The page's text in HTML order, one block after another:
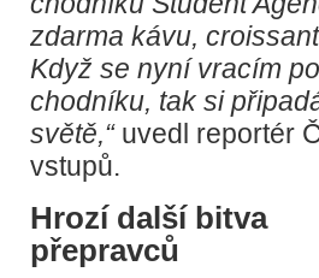
zdarma kávu,
Když se nyní vracím
chodníku, tak si
světě,“uvedl reportér
vstupů.
Hrozí další bitva
přepravců